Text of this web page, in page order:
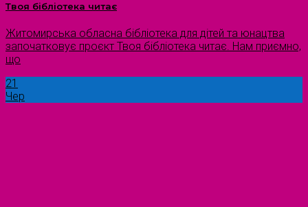
Твоя бібліотека читає
Житомирська обласна бібліотека для дітей та юнацтва
започатковує проєкт Твоя бібліотека читає. Нам приємно,
що
21
Чер